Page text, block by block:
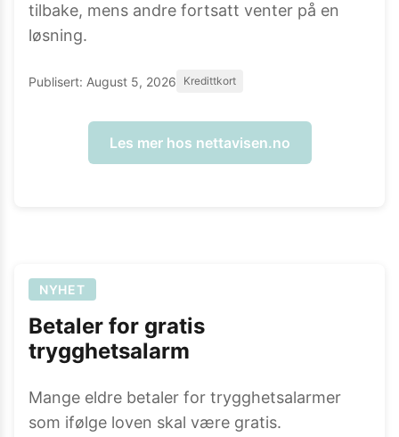
tilbake, mens andre fortsatt venter på en
løsning.
Publisert: August 5, 2026 Kredittkort
Les mer hos nettavisen.no
NYHET
Betaler for gratis
trygghetsalarm
Mange eldre betaler for trygghetsalarmer
som ifølge loven skal være gratis.